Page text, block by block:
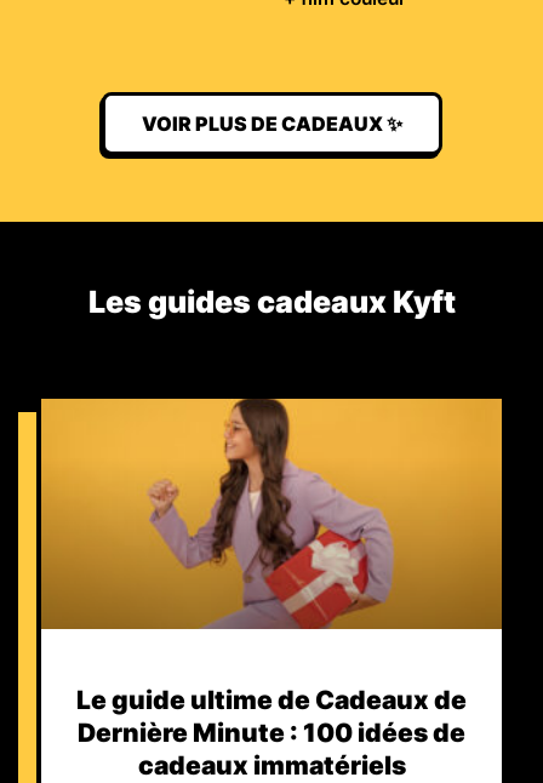
VOIR PLUS DE CADEAUX ✨
Les guides cadeaux Kyft​
Le guide ultime de Cadeaux de
Dernière Minute : 100 idées de
cadeaux immatériels